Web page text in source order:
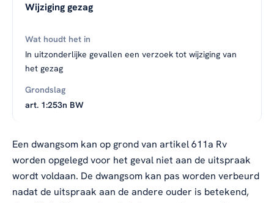
Wijziging gezag
In uitzonderlijke gevallen een verzoek tot wijziging van
het gezag
art. 1:253n BW
Een dwangsom kan op grond van artikel 611a Rv
worden opgelegd voor het geval niet aan de uitspraak
wordt voldaan. De dwangsom kan pas worden verbeurd
nadat de uitspraak aan de andere ouder is betekend,